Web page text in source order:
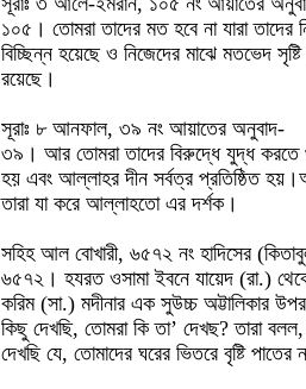
১০৫। তোমরা তাদের মত হবে না যারা
বিচ্ছিন্ন হয়েছে ও নিজেদের মাঝে মতভেদ
রয়েছে।
সূরাঃ ৮ আনফাল, ৩৯ নং আয়াতের অনুবাদ-
৩৯। আর তোমরা তাদের বিরুদ্ধে যুদ্ধ করতে
হয় এবং আল্লাহর দীন সর্বত্র প্রতিষ্ঠিত
তারা যা করে আল্লাহতো এর দর্শক।
সহিহ আল বোখারী, ৬৫৭২ নং হাদিসের
৬৫৭২। হযরত ওসামা ইবনে যায়েদ (রা.)
করিম (সা.) মদীনার এক সুউচ্চ অট্টালিকার
কিছু দেখছি, তোমরা কি তা’ দেখছ? তারা
দেখছি যে, তোমাদের ঘরের ভিতরে বৃষ্টি